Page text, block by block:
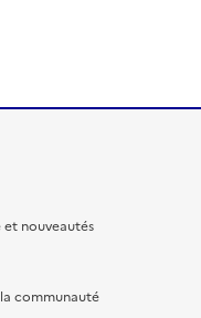
et nouveautés
communauté